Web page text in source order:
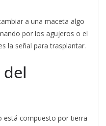
a una maceta algo
por los agujeros o el
la señal para trasplantar.
está compuesto por tierra